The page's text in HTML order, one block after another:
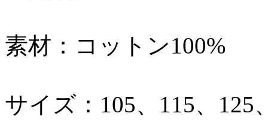
素材：コットン100%
サイズ：105、115、125